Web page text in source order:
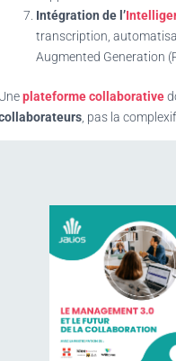
Intégration de l’
transcription,
Augmented Generation
plateforme collaborative
, pas la